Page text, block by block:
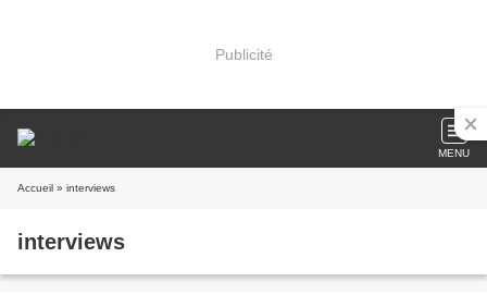
Publicité
MENU
Accueil » interviews
interviews